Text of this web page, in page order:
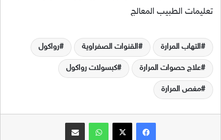
تعليمات الطبيب المعالج
التهاب المرارة القنوات الصفراوية رواكول
علاج حصوات المرارة كبسولات رواكول
مغص المرارة
فيسبوك واتساب